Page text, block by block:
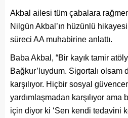
Akbal ailesi tüm çabalara rağmen
Nilgün Akbal’ın hüzünlü
süreci AA muhabirine anlattı.
Baba Akbal, “Bir kayık tamir
Bağkur’luydum. Sigortalı olsam
karşılıyor. Hiçbir sosyal
yardımlaşmadan karşılıyor ama
için diyor ki ‘Sen kendi tedavini